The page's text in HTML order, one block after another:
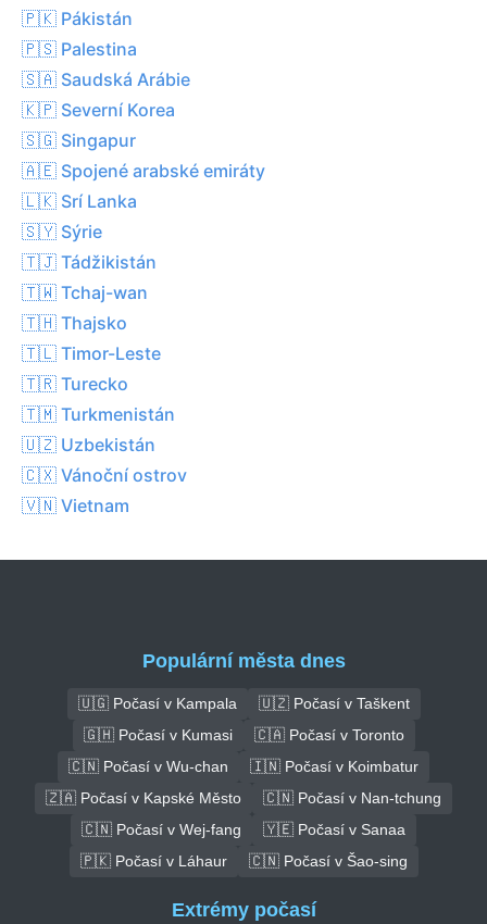
🇵🇰 Pákistán
🇵🇸 Palestina
🇸🇦 Saudská Arábie
🇰🇵 Severní Korea
🇸🇬 Singapur
🇦🇪 Spojené arabské emiráty
🇱🇰 Srí Lanka
🇸🇾 Sýrie
🇹🇯 Tádžikistán
🇹🇼 Tchaj-wan
🇹🇭 Thajsko
🇹🇱 Timor-Leste
🇹🇷 Turecko
🇹🇲 Turkmenistán
🇺🇿 Uzbekistán
🇨🇽 Vánoční ostrov
🇻🇳 Vietnam
Populární města dnes
🇺🇬 Počasí v Kampala
🇺🇿 Počasí v Taškent
🇬🇭 Počasí v Kumasi
🇨🇦 Počasí v Toronto
🇨🇳 Počasí v Wu-chan
🇮🇳 Počasí v Koimbatur
🇿🇦 Počasí v Kapské Město
🇨🇳 Počasí v Nan-tchung
🇨🇳 Počasí v Wej-fang
🇾🇪 Počasí v Sanaa
🇵🇰 Počasí v Láhaur
🇨🇳 Počasí v Šao-sing
Extrémy počasí